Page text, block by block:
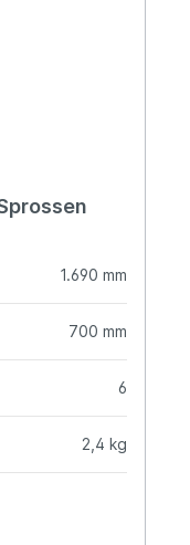
1.690 mm
700 mm
6
2,4 kg